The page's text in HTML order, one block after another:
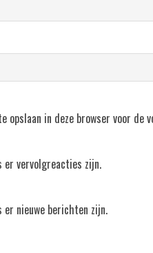
opslaan in deze browser voor de
vervolgreacties zijn.
nieuwe berichten zijn.